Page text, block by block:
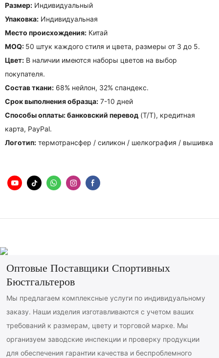
Размер: Индивидуальный
Упаковка: Индивидуальная
Место происхождения: Китай
MOQ: 50 штук каждого стиля и цвета, размеры от 3 до 5.
Цвет: В наличии имеются наборы цветов на выбор
покупателя.
Состав ткани: 68% нейлон, 32% спандекс.
Срок выполнения образца: 7-10 дней
Способы оплаты: банковский перевод (T/T), кредитная
карта, PayPal.
Логотип: термотрансфер / силикон / шелкография / вышивка
Оптовые Поставщики Спортивных
Бюстгальтеров
Мы предлагаем комплексные услуги по индивидуальному
заказу. Наши изделия изготавливаются с учетом ваших
требований к размерам, цвету и торговой марке. Мы
организуем заводские инспекции и проверку продукции
для обеспечения гарантии качества и беспроблемного